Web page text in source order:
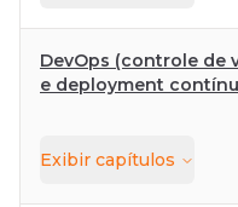
DevOps (controle de
e deployment
Exibir capítulos